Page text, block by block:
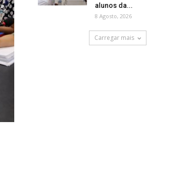
alunos da...
8 Agosto, 2026
Carregar mais